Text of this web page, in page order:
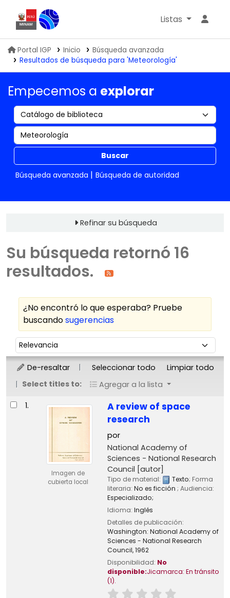
Biblioteca IGP
Listas
Portal IGP Inicio
Búsqueda avanzada
Resultados de búsqueda para 'Meteorología'
Empecemos a explorar
Buscar
Búsqueda avanzada
Búsqueda de autoridad
Refinar su búsqueda
Su búsqueda retornó 16
resultados.
¿No encontró lo que esperaba? Pruebe
buscandosugerencias
Ordenar
Ordenar por:
De-resaltar Seleccionar todo
Limpiar todo
Select titles to:
Agregar a la lista
Resultados
1.
Imagen de
cubierta local
A review of space
research
por
National Academy of
Sciences - National Research
Council [autor]
Tipo de material: Texto; Forma
literaria: No es ficción ; Audiencia:
Especializado;
Idioma: Inglés
Detalles de publicación:
Washington: National Academy of
Sciences - National Research
Council,1962
Disponibilidad: No
disponible:Jicamarca: En tránsito
(1).